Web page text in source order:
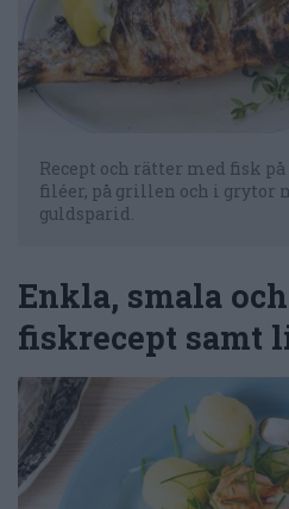
Recept och rätter med fisk
filéer, på grillen och i grytor
guldsparid.
Enkla, smala
fiskrecept samt